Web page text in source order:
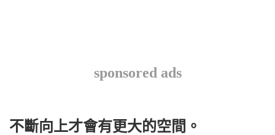
sponsored ads
不斷向上才會有更大的空間。